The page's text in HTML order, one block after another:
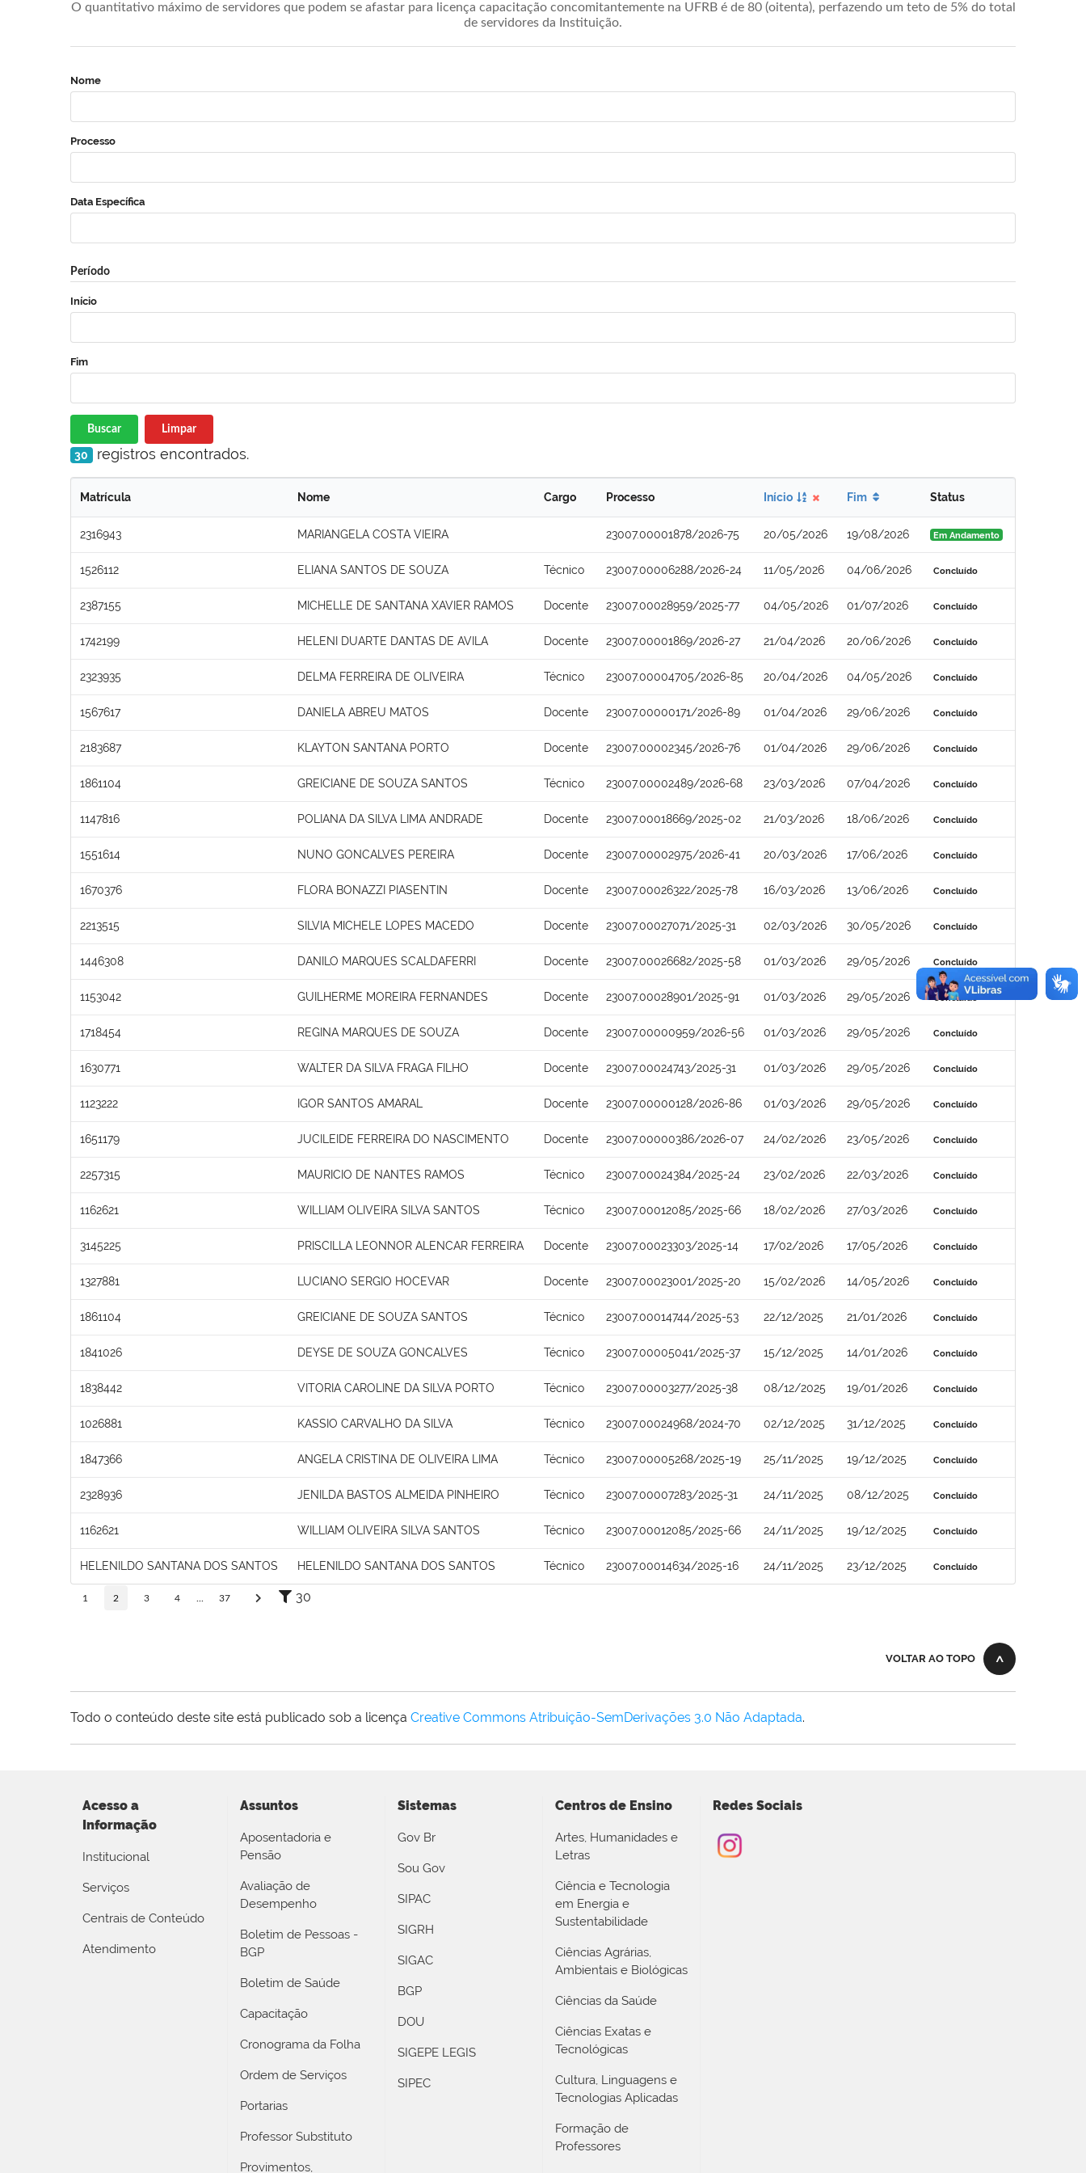
O quantitativo máximo de servidores que podem se afastar para licença capacitação concomitantemente na UFRB é de 80 (oitenta), perfazendo um teto de 5% do total
de servidores da Instituição.
Nome
Processo
Data Específica
Período
Início
Fim
Buscar Limpar
30 registros encontrados.
Matrícula Nome Cargo Processo Início Fim Status
2316943 MARIANGELA COSTA VIEIRA 23007.00001878/2026-75 20/05/2026 19/08/2026 Em Andamento
1526112 ELIANA SANTOS DE SOUZA Técnico 23007.00006288/2026-24 11/05/2026 04/06/2026 Concluído
2387155 MICHELLE DE SANTANA XAVIER RAMOS Docente 23007.00028959/2025-77 04/05/2026 01/07/2026 Concluído
1742199 HELENI DUARTE DANTAS DE AVILA Docente 23007.00001869/2026-27 21/04/2026 20/06/2026 Concluído
2323935 DELMA FERREIRA DE OLIVEIRA Técnico 23007.00004705/2026-85 20/04/2026 04/05/2026 Concluído
1567617 DANIELA ABREU MATOS Docente 23007.00000171/2026-89 01/04/2026 29/06/2026 Concluído
2183687 KLAYTON SANTANA PORTO Docente 23007.00002345/2026-76 01/04/2026 29/06/2026 Concluído
1861104 GREICIANE DE SOUZA SANTOS Técnico 23007.00002489/2026-68 23/03/2026 07/04/2026 Concluído
1147816 POLIANA DA SILVA LIMA ANDRADE Docente 23007.00018669/2025-02 21/03/2026 18/06/2026 Concluído
1551614 NUNO GONCALVES PEREIRA Docente 23007.00002975/2026-41 20/03/2026 17/06/2026 Concluído
1670376 FLORA BONAZZI PIASENTIN Docente 23007.00026322/2025-78 16/03/2026 13/06/2026 Concluído
2213515 SILVIA MICHELE LOPES MACEDO Docente 23007.00027071/2025-31 02/03/2026 30/05/2026 Concluído
1446308 DANILO MARQUES SCALDAFERRI Docente 23007.00026682/2025-58 01/03/2026 29/05/2026 Concluído
1153042 GUILHERME MOREIRA FERNANDES Docente 23007.00028901/2025-91 01/03/2026 29/05/2026 Concluído
1718454 REGINA MARQUES DE SOUZA Docente 23007.00000959/2026-56 01/03/2026 29/05/2026 Concluído
1630771 WALTER DA SILVA FRAGA FILHO Docente 23007.00024743/2025-31 01/03/2026 29/05/2026 Concluído
1123222 IGOR SANTOS AMARAL Docente 23007.00000128/2026-86 01/03/2026 29/05/2026 Concluído
1651179 JUCILEIDE FERREIRA DO NASCIMENTO Docente 23007.00000386/2026-07 24/02/2026 23/05/2026 Concluído
2257315 MAURICIO DE NANTES RAMOS Técnico 23007.00024384/2025-24 23/02/2026 22/03/2026 Concluído
1162621 WILLIAM OLIVEIRA SILVA SANTOS Técnico 23007.00012085/2025-66 18/02/2026 27/03/2026 Concluído
3145225 PRISCILLA LEONNOR ALENCAR FERREIRA Docente 23007.00023303/2025-14 17/02/2026 17/05/2026 Concluído
1327881 LUCIANO SERGIO HOCEVAR Docente 23007.00023001/2025-20 15/02/2026 14/05/2026 Concluído
1861104 GREICIANE DE SOUZA SANTOS Técnico 23007.00014744/2025-53 22/12/2025 21/01/2026 Concluído
1841026 DEYSE DE SOUZA GONCALVES Técnico 23007.00005041/2025-37 15/12/2025 14/01/2026 Concluído
1838442 VITORIA CAROLINE DA SILVA PORTO Técnico 23007.00003277/2025-38 08/12/2025 19/01/2026 Concluído
1026881 KASSIO CARVALHO DA SILVA Técnico 23007.00024968/2024-70 02/12/2025 31/12/2025 Concluído
1847366 ANGELA CRISTINA DE OLIVEIRA LIMA Técnico 23007.00005268/2025-19 25/11/2025 19/12/2025 Concluído
2328936 JENILDA BASTOS ALMEIDA PINHEIRO Técnico 23007.00007283/2025-31 24/11/2025 08/12/2025 Concluído
1162621 WILLIAM OLIVEIRA SILVA SANTOS Técnico 23007.00012085/2025-66 24/11/2025 19/12/2025 Concluído
HELENILDO SANTANA DOS SANTOS HELENILDO SANTANA DOS SANTOS Técnico 23007.00014634/2025-16 24/11/2025 23/12/2025 Concluído
1 2 3 4 37 30
VOLTAR AO TOPO
Todo o conteúdo deste site está publicado sob a licença Creative Commons Atribuição-SemDerivações 3.0 Não Adaptada.
Acesso a
Informação
Institucional
Serviços
Centrais de Conteúdo
Atendimento
Assuntos
Aposentadoria e
Pensão
Avaliação de
Desempenho
Boletim de Pessoas -
BGP
Boletim de Saúde
Capacitação
Cronograma da Folha
Ordem de Serviços
Portarias
Professor Substituto
Provimentos,
Sistemas
Gov Br
Sou Gov
SIPAC
SIGRH
SIGAC
BGP
DOU
SIGEPE LEGIS
SIPEC
Centros de Ensino
Artes, Humanidades e
Letras
Ciência e Tecnologia
em Energia e
Sustentabilidade
Ciências Agrárias,
Ambientais e Biológicas
Ciências da Saúde
Ciências Exatas e
Tecnológicas
Cultura, Linguagens e
Tecnologias Aplicadas
Formação de
Professores
Redes Sociais